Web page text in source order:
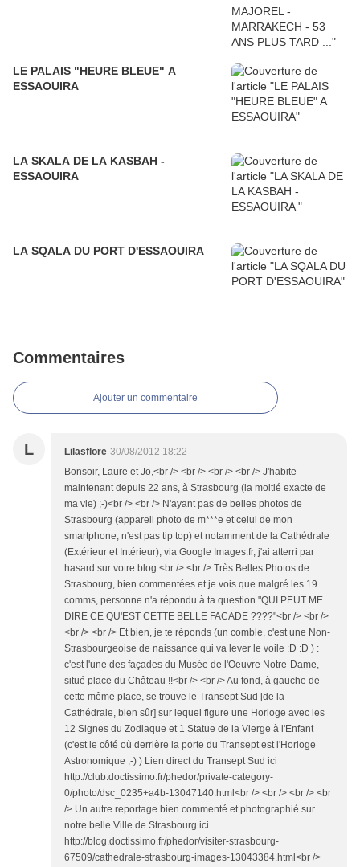
LE PALAIS "HEURE BLEUE" A
ESSAOUIRA
LA SKALA DE LA KASBAH -
ESSAOUIRA
LA SQALA DU PORT D'ESSAOUIRA
Commentaires
Ajouter un commentaire
L Lilasflore 30/08/2012 18:22
Bonsoir, Laure et Jo,<br /> <br /> <br /> <br /> J'habite
maintenant depuis 22 ans, à Strasbourg (la moitié exacte de
ma vie) ;-)<br /> <br /> N'ayant pas de belles photos de
Strasbourg (appareil photo de m***e et celui de mon
smartphone, n'est pas tip top) et notamment de la Cathédrale
(Extérieur et Intérieur), via Google Images.fr, j'ai atterri par
hasard sur votre blog.<br /> <br /> Très Belles Photos de
Strasbourg, bien commentées et je vois que malgré les 19
comms, personne n'a répondu à ta question "QUI PEUT ME
DIRE CE QU'EST CETTE BELLE FACADE ????"<br /> <br />
<br /> <br /> Et bien, je te réponds (un comble, c'est une Non-
Strasbourgeoise de naissance qui va lever le voile :D :D ) :
c'est l'une des façades du Musée de l'Oeuvre Notre-Dame,
situé place du Château !!<br /> <br /> Au fond, à gauche de
cette même place, se trouve le Transept Sud [de la
Cathédrale, bien sûr] sur lequel figure une Horloge avec les
12 Signes du Zodiaque et 1 Statue de la Vierge à l'Enfant
(c'est le côté où derrière la porte du Transept est l'Horloge
Astronomique ;-) ) Lien direct du Transept Sud ici
http://club.doctissimo.fr/phedor/private-category-
0/photo/dsc_0235+a4b-13047140.html<br /> <br /> <br /> <br
/> Un autre reportage bien commenté et photographié sur
notre belle Ville de Strasbourg ici
http://blog.doctissimo.fr/phedor/visiter-strasbourg-
67509/cathedrale-strasbourg-images-13043384.html<br />